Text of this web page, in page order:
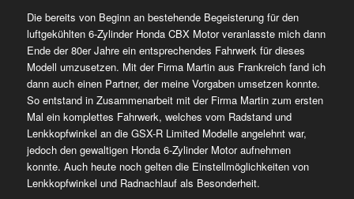
Die bereits von Beginn an bestehende Begeisterung für den
luftgekühlten 6-Zylinder Honda CBX Motor veranlasste mich dann
Ende der 80er Jahre ein entsprechendes Fahrwerk für dieses
Modell umzusetzen. Mit der Firma Martin aus Frankreich fand ich
dann auch einen Partner, der meine Vorgaben umsetzen konnte.
So entstand in Zusammenarbeit mit der Firma Martin zum ersten
Mal ein komplettes Fahrwerk, welches vom Radstand und
Lenkkopfwinkel an die GSX-R Limited Modelle angelehnt war,
jedoch den gewaltigen Honda 6-Zylinder Motor aufnehmen
konnte. Auch heute noch gelten die Einstellmöglichkeiten von
Lenkkopfwinkel und Radnachlauf als Besonderheit.